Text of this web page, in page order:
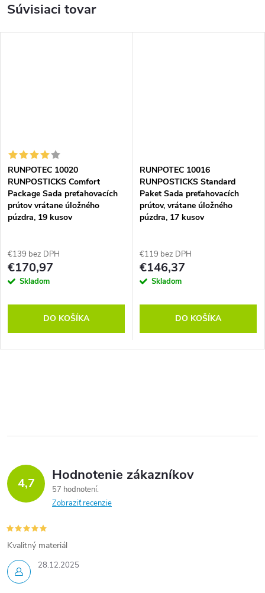
Súvisiaci tovar
RUNPOTEC 10020
RUNPOSTICKS Comfort
Package Sada preťahovacích
prútov vrátane úložného
púzdra, 19 kusov
€139 bez DPH
€170,97
Skladom
DO KOŠÍKA
RUNPOTEC 10016
RUNPOSTICKS Standard
Paket Sada preťahovacích
prútov, vrátane úložného
púzdra, 17 kusov
€119 bez DPH
€146,37
Skladom
DO KOŠÍKA
4,7 Hodnotenie zákazníkov
57 hodnotení
Zobraziť recenzie
28.12.2025
Kvalitný materiál